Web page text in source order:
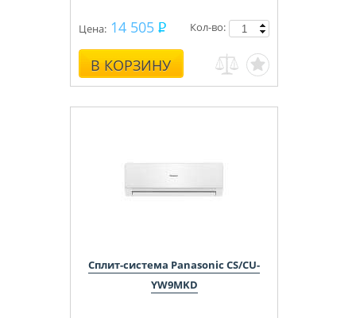
Цена: 14 505
В КОРЗИНУ
Кол-во:
Сплит-система Panasonic CS/CU-
YW9MKD